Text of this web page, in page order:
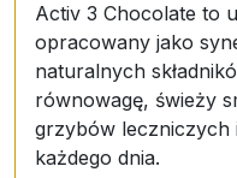
Activ 3 Chocolate to
opracowany jako
naturalnych
równowagę, świeży
grzybów leczniczych
każdego dnia.